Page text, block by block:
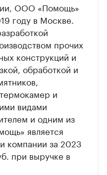
ООО «Помощь»
году в Москве.
прочих
конструкций и
обработкой и
и
видами
и одним из
является
компании за 2023
при выручке в